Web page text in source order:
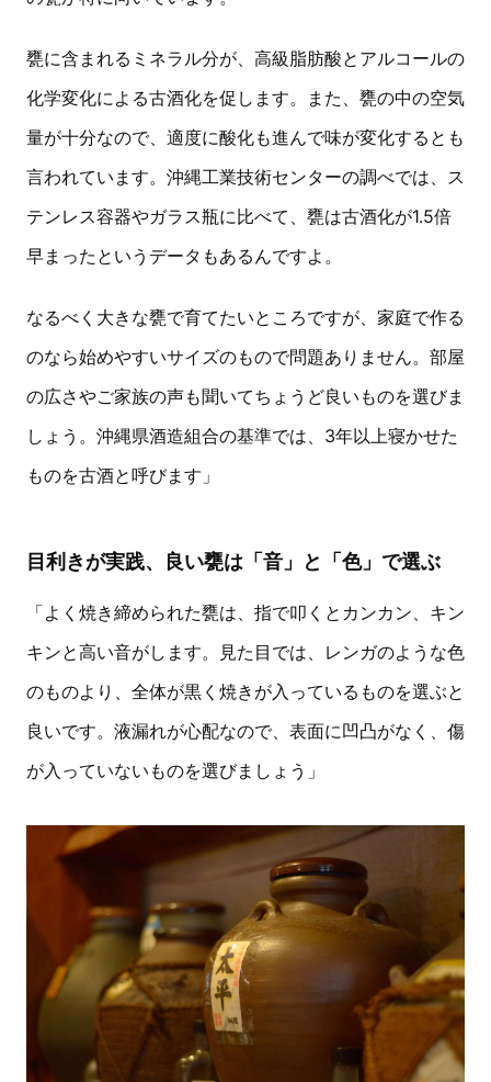
甕に含まれるミネラル分が、高級脂肪酸とアルコールの
化学変化による古酒化を促します。また、甕の中の空気
量が十分なので、適度に酸化も進んで味が変化するとも
言われています。沖縄工業技術センターの調べでは、ス
テンレス容器やガラス瓶に比べて、甕は古酒化が1.5倍
早まったというデータもあるんですよ。
なるべく大きな甕で育てたいところですが、家庭で作る
のなら始めやすいサイズのもので問題ありません。部屋
の広さやご家族の声も聞いてちょうど良いものを選びま
しょう。沖縄県酒造組合の基準では、3年以上寝かせた
ものを古酒と呼びます」
目利きが実践、良い甕は「音」と「色」で選ぶ
「よく焼き締められた甕は、指で叩くとカンカン、キン
キンと高い音がします。見た目では、レンガのような色
のものより、全体が黒く焼きが入っているものを選ぶと
良いです。液漏れが心配なので、表面に凹凸がなく、傷
が入っていないものを選びましょう」